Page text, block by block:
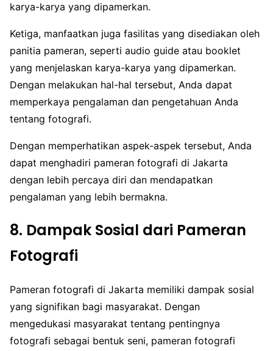
karya-karya yang dipamerkan.
Ketiga, manfaatkan juga fasilitas yang disediakan oleh
panitia pameran, seperti audio guide atau booklet
yang menjelaskan karya-karya yang dipamerkan.
Dengan melakukan hal-hal tersebut, Anda dapat
memperkaya pengalaman dan pengetahuan Anda
tentang fotografi.
Dengan memperhatikan aspek-aspek tersebut, Anda
dapat menghadiri pameran fotografi di Jakarta
dengan lebih percaya diri dan mendapatkan
pengalaman yang lebih bermakna.
8. Dampak Sosial dari Pameran
Fotografi
Pameran fotografi di Jakarta memiliki dampak sosial
yang signifikan bagi masyarakat. Dengan
mengedukasi masyarakat tentang pentingnya
fotografi sebagai bentuk seni, pameran fotografi